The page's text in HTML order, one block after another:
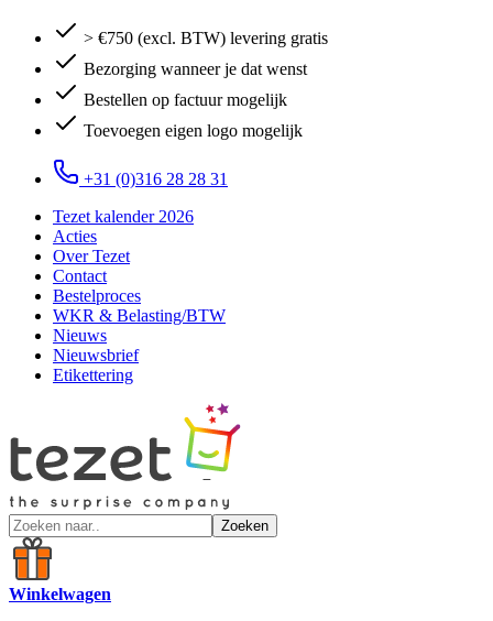
> €750 (excl. BTW) levering gratis
Bezorging wanneer je dat wenst
Bestellen op factuur mogelijk
Toevoegen eigen logo mogelijk
+31 (0)316 28 28 31
Tezet kalender 2026
Acties
Over Tezet
Contact
Bestelproces
WKR & Belasting/BTW
Nieuws
Nieuwsbrief
Etikettering
Zoeken
Winkelwagen